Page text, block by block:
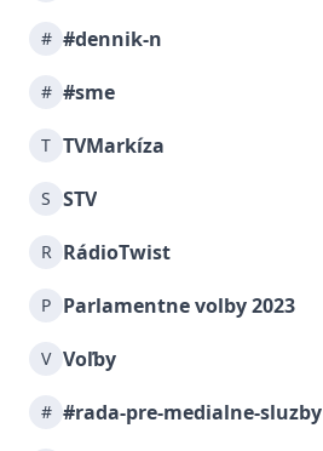
# #dennik-n
# #sme
T TVMarkíza
S STV
R RádioTwist
P Parlamentne volby 2023
V Voľby
# #rada-pre-medialne-sluzby